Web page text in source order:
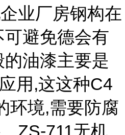
业厂房钢构在
避免德会有
油漆主要是
用,这这种C4
环境,需要防腐
ZS-711无机